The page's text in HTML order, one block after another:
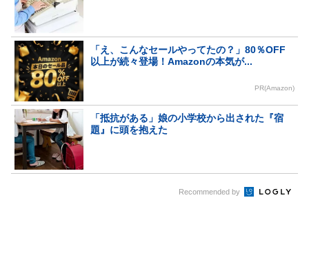
「え、こんなセールやってたの？」80％OFF
以上が続々登場！Amazonの本気が...
PR(Amazon)
「抵抗がある」娘の小学校から出された『宿
題』に頭を抱えた
Recommended by